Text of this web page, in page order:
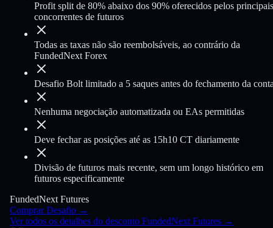
Profit split de 80% abaixo dos 90% oferecidos pelos principais
concorrentes de futuros
Todas as taxas não são reembolsáveis, ao contrário da
FundedNext Forex
Desafio Bolt limitado a 5 saques antes do fechamento da
Nenhuma negociação automatizada ou EAs permitidas
Deve fechar as posições até as 15h10 CT diariamente
Divisão de futuros mais recente, sem um longo histórico em
futuros especificamente
FundedNext Futures
Comprar Desafio →
Ver todos os detalhes do desconto FundedNext Futures →